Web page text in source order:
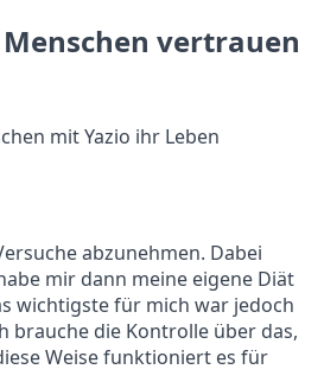
vertrauen
mit Yazio ihr Leben
abzunehmen. Dabei
mir dann meine eigene Diät
wichtigste für mich war jedoch
brauche die Kontrolle über das,
Weise funktioniert es für